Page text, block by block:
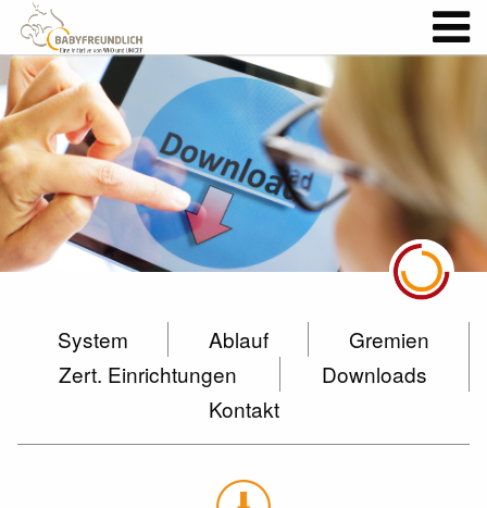
System Ablauf
Gremien
Zert. Einrichtungen
Downloads
Kontakt